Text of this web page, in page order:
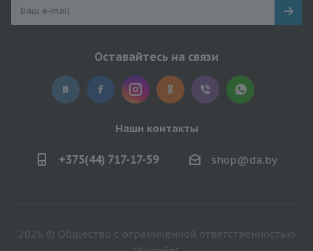
Оставайтесь на связи
Наши контакты
+375(44) 717-17-59 shop@da.by
2026 © Общество с ограниченной ответственностью